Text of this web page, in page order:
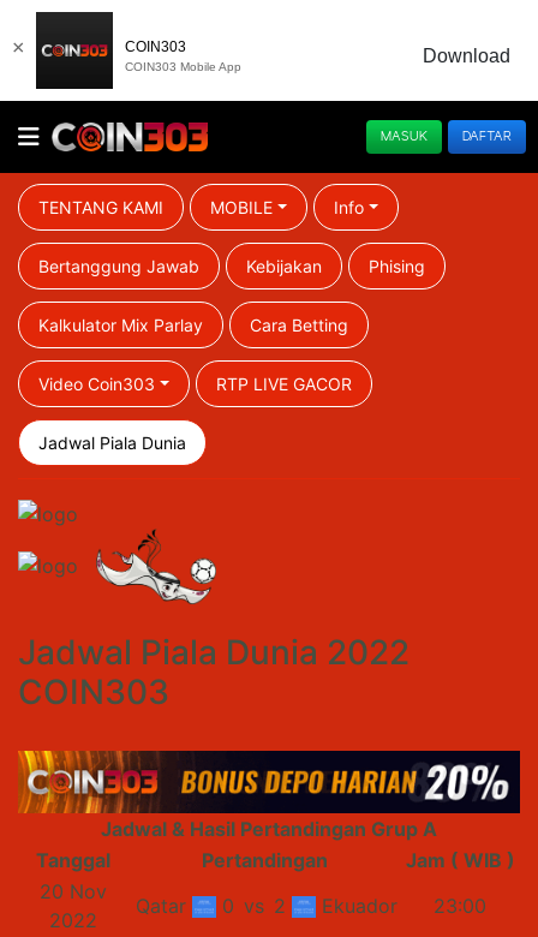
COIN303
COIN303 Mobile App
Download
×
MASUK DAFTAR
TENTANG KAMI MOBILE Info
Bertanggung Jawab Kebijakan Phising
Kalkulator Mix Parlay Cara Betting
Video Coin303 RTP LIVE GACOR
Jadwal Piala Dunia
Jadwal Piala Dunia 2022
COIN303
Jadwal & Hasil Pertandingan Grup A
Tanggal
Pertandingan
Jam ( WIB )
20 Nov
2022
Qatar 0 vs 2 Ekuador
23:00